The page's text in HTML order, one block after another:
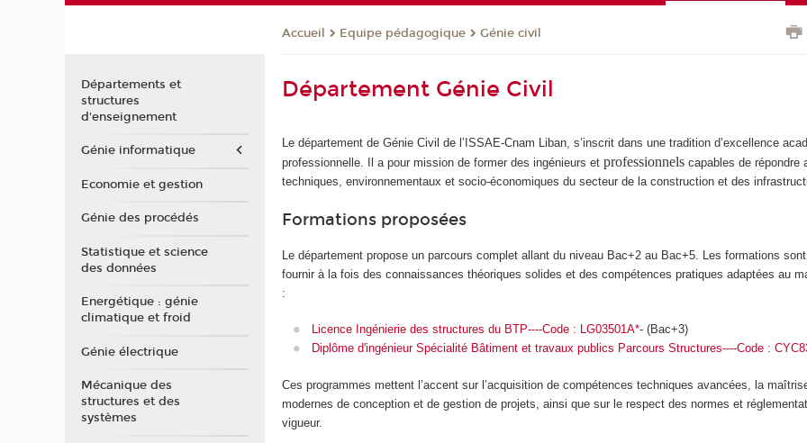
Accueil Equipe pédagogique Génie civil
Département Génie Civil
Le département de Génie Civil de l’ISSAE-Cnam Liban, s’inscrit dans une tradition d’excellence
professionnelle. Il a pour mission de former des ingénieurs etprofessionnels capables de répondre
techniques, environnementaux et socio-économiques du secteur de la construction et des
Formations proposées
Le département propose un parcours complet allant du niveau Bac+2 au Bac+5. Les formations
fournir à la fois des connaissances théoriques solides et des compétences pratiques adaptées au
:
Licence Ingénierie des structures du BTP----Code : LG03501A*- (Bac+3)
Diplôme d'ingénieur Spécialité Bâtiment et travaux publics Parcours Structures----Code :
Ces programmes mettent l’accent sur l’acquisition de compétences techniques avancées, la
modernes de conception et de gestion de projets, ainsi que sur le respect des normes et
vigueur.
Départements et
structures
d'enseignement
Génie informatique
Economie et gestion
Génie des procédés
Statistique et science
des données
Energétique : génie
climatique et froid
Génie électrique
Mécanique des
structures et des
systèmes